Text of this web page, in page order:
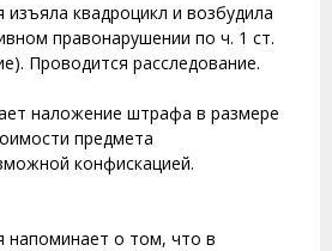
квадроцикл и возбудила
правонарушении по ч. 1 ст.
Проводится расследование.
наложение штрафа в размере
предмета
конфискацией.
напоминает о том, что в